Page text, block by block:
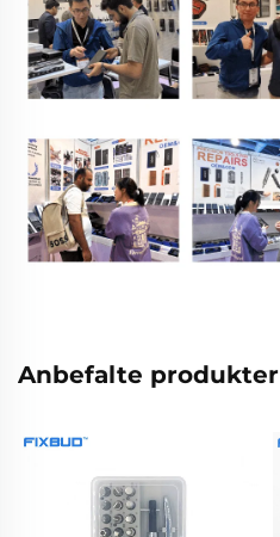
Anbefalte produkter